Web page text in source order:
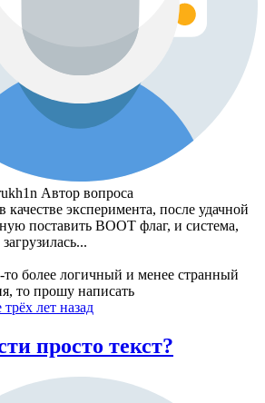
Автор вопроса
качестве эксперимента, после удачной
поставить BOOT флаг, и система,
более логичный и менее странный
то прошу написать
трёх лет назад
просто текст?